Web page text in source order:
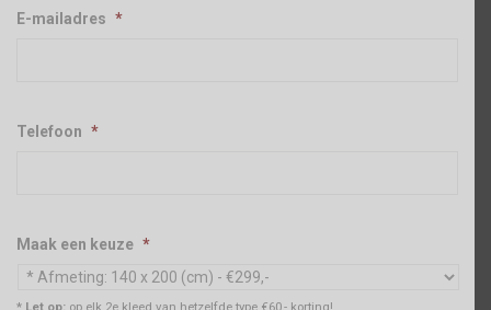
E-mailadres *
Telefoon *
Maak een keuze *